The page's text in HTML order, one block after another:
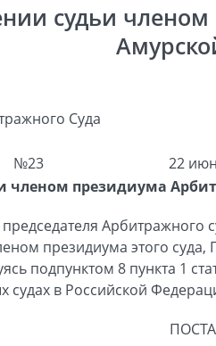
судьи
Суда
№23
22
членом президиума
президиума этого
подпунктом 8 пункта 1
судах в Российской